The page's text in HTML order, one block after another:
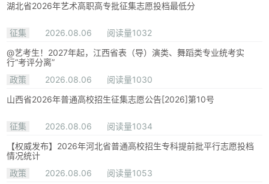
湖北省2026年艺术高职高专批征集志愿投档最低分
征集 2026.08.06
阅读量1032
@艺考生！2027年起，江西省表（导）演类、舞蹈类专业统考实
行“考评分离”
政策
2026.08.06
阅读量1030
山西省2026年普通高校招生征集志愿公告[2026]第10号
征集 2026.08.06
阅读量1034
【权威发布】2026年河北省普通高校招生专科提前批平行志愿投档
情况统计
政策
2026.08.06
阅读量1053